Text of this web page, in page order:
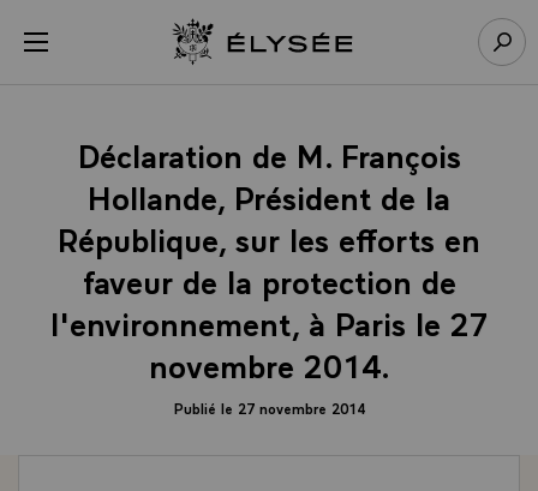
menu Retour à l’accueil Élysée
Déclaration de M. François
Hollande, Président de la
République, sur les efforts en
faveur de la protection de
l'environnement, à Paris le 27
novembre 2014.
Publié le 27 novembre 2014
Panneau de gestion des cookies